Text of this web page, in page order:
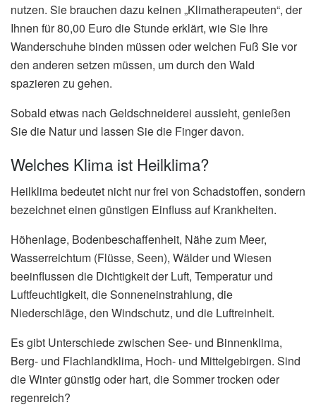
nutzen. Sie brauchen dazu keinen „Klimatherapeuten“, der
Ihnen für 80,00 Euro die Stunde erklärt, wie Sie Ihre
Wanderschuhe binden müssen oder welchen Fuß Sie vor
den anderen setzen müssen, um durch den Wald
spazieren zu gehen.
Sobald etwas nach Geldschneiderei aussieht, genießen
Sie die Natur und lassen Sie die Finger davon.
Welches Klima ist Heilklima?
Heilklima bedeutet nicht nur frei von Schadstoffen, sondern
bezeichnet einen günstigen Einfluss auf Krankheiten.
Höhenlage, Bodenbeschaffenheit, Nähe zum Meer,
Wasserreichtum (Flüsse, Seen), Wälder und Wiesen
beeinflussen die Dichtigkeit der Luft, Temperatur und
Luftfeuchtigkeit, die Sonneneinstrahlung, die
Niederschläge, den Windschutz, und die Luftreinheit.
Es gibt Unterschiede zwischen See- und Binnenklima,
Berg- und Flachlandklima, Hoch- und Mittelgebirgen. Sind
die Winter günstig oder hart, die Sommer trocken oder
regenreich?